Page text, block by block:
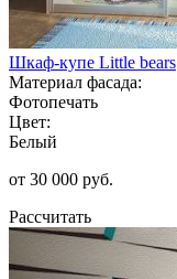
Шкаф-купе Little bears
Материал фасада:
Фотопечать
Цвет:
Белый
от 30 000 руб.
Рассчитать